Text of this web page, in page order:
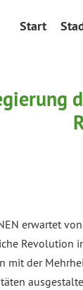
Start
erwartet
Revolution
mit der